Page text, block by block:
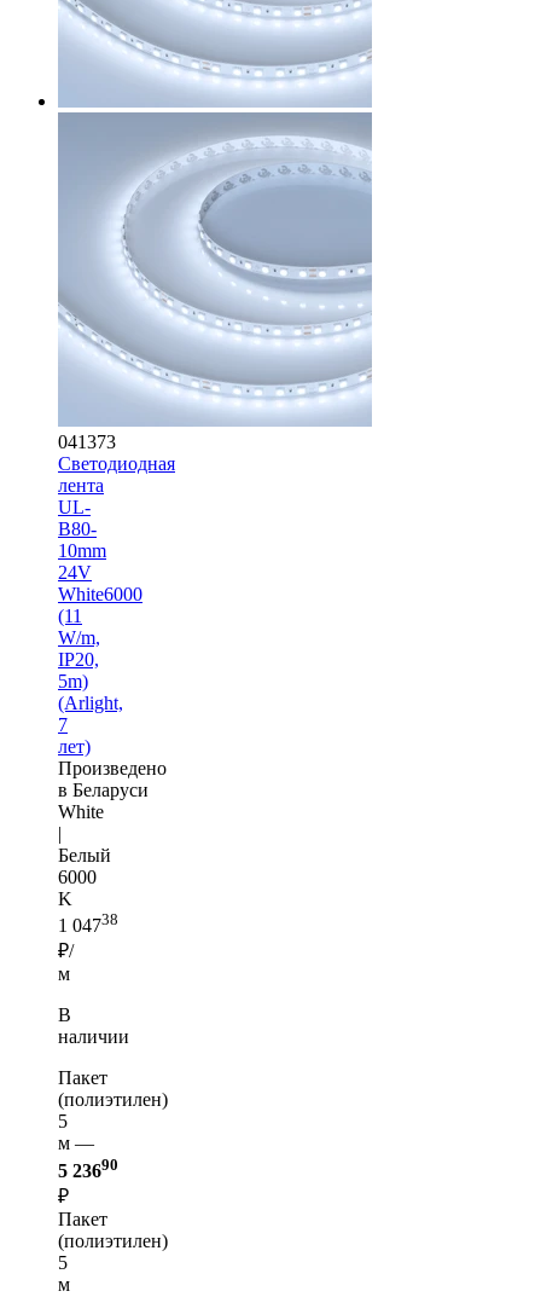
041373
Светодиодная
лента
UL-
B80-
10mm
24V
White6000
(11
W/m,
IP20,
5m)
(Arlight,
7
лет)
Произведено
в Беларуси
White
|
Белый
6000
K
1 04738
₽/
м
В
наличии
Пакет
(полиэтилен)
5
м —
5 23690
₽
Пакет
(полиэтилен)
5
м